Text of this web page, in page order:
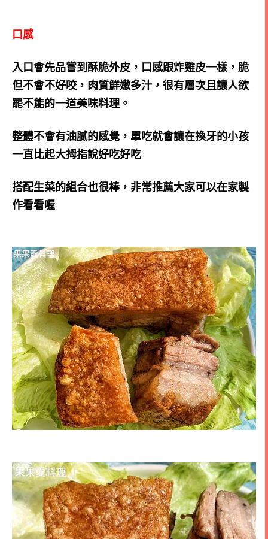
口感
入口會先品嘗到酥脆外皮，口感跟炸雞皮一樣，脆
但不會不好咬，肉質鮮嫩多汁，很有層次且讓人欲
罷不能的一道美味料理。
整體不會有油膩的感覺，單吃就會讓在換牙的小孩
一直比起大拇指說好吃好吃
搭配生菜的組合也很棒，非常推薦大家可以在家製
作看看喔